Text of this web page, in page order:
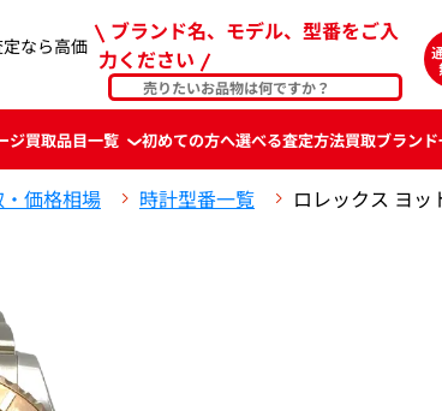
なら高価
ブランド名、モデル、型番をご入
力ください
ジ買取品目一覧 初めての方へ選べる査定方法買取ブラン
価格相場 時計型番一覧 ロレックス ヨ